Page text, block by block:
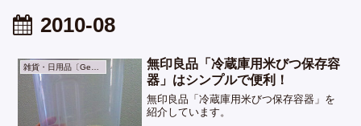
2010-08
雑貨・日用品〔General Goods〕
無印良品「冷蔵庫用米びつ保存容
器」はシンプルで便利！
無印良品「冷蔵庫用米びつ保存容器」を
紹介しています。